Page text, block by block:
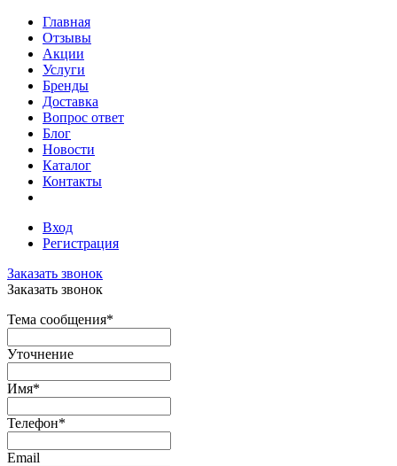
Главная
Отзывы
Акции
Услуги
Бренды
Доставка
Вопрос ответ
Блог
Новости
Каталог
Контакты
Вход
Регистрация
Заказать звонок
Заказать звонок
Тема сообщения*
Уточнение
Имя*
Телефон*
Email